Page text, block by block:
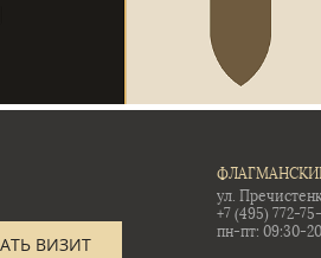
ВИЗИТ
ул.
+7 (495) 772-
пн-пт: 09:30-